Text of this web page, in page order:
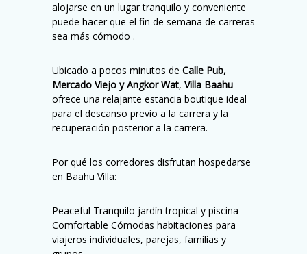
alojarse en un lugar tranquilo y conveniente
puede hacer que el fin de semana de carreras
sea más cómodo .
Ubicado a pocos minutos de Calle Pub,
Mercado Viejo y Angkor Wat, Villa Baahu
ofrece una relajante estancia boutique ideal
para el descanso previo a la carrera y la
recuperación posterior a la carrera.
Por qué los corredores disfrutan hospedarse
en Baahu Villa:
Peaceful Tranquilo jardín tropical y piscina
Comfortable Cómodas habitaciones para
viajeros individuales, parejas, familias y